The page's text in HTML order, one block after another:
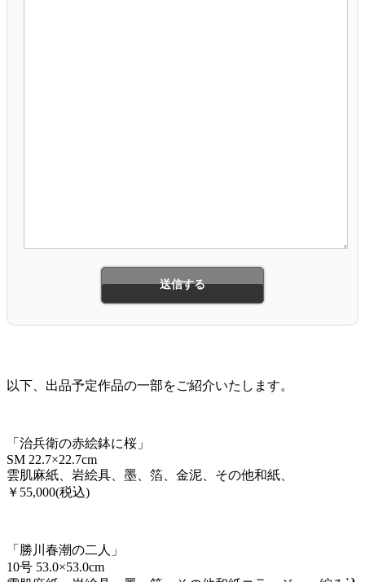
以下、出品予定作品の一部をご紹介いたします。
「治兵衛の赤絵鉢に桜」
SM 22.7×22.7cm
雲肌麻紙、岩絵具、墨、箔、金泥、その他和紙、
￥55,000(税込)
「勝川春潮の二人」
10号 53.0×53.0cm